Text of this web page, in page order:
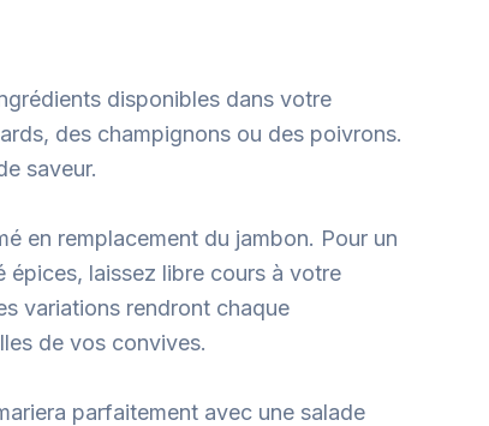
disponibles dans votre
des champignons ou des poivrons.
saveur.
en remplacement du jambon. Pour un
laissez libre cours à votre
variations rendront chaque
de vos convives.
parfaitement avec une salade